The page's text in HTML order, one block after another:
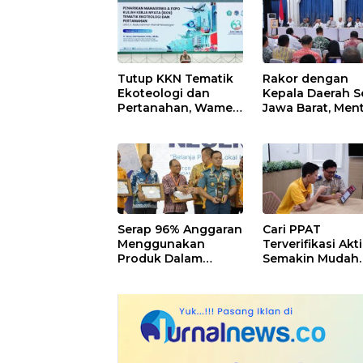
Tutup KKN Tematik
Ekoteologi dan
Pertanahan, Wamen
Pencatatan Bidang
Tanah Wakaf
Rakor dengan
Kepala Daerah
Jawa Barat,
dan Sanksi Alih
Fungsi Lahan
Serap 96% Anggaran
Menggunakan
Produk Dalam
dari Kemenperin
Cari PPAT
Terverifikasi
Semakin Mudah